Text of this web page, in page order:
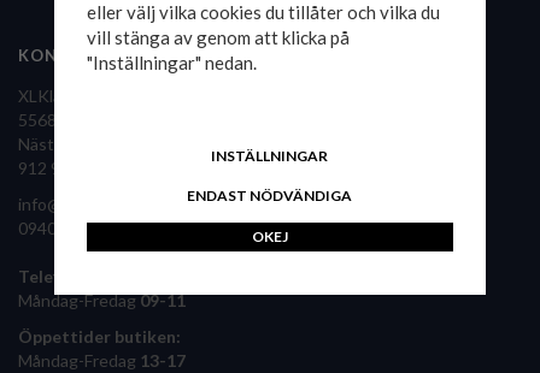
KONTAKTA OSS
XLKläder Sverige AB
556860-9126
Nästansjö 36
912 92 Vilhelmina
info@xlklader.se
0940 – 340 61
Telefontid:
Måndag-Fredag09-11
Öppettider butiken:
Måndag-Fredag 13-17
eller välj vilka cookies du tillåter och vilka du
vill stänga av genom att klicka på
"Inställningar" nedan.
INSTÄLLNINGAR
ENDAST NÖDVÄNDIGA
OKEJ